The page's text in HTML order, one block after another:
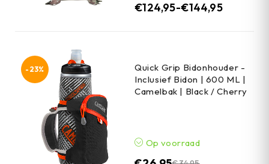
€124,95-€144,95
-23%
Quick Grip Bidonhouder -
Inclusief Bidon | 600 ML |
Camelbak | Black / Cherry
Op voorraad